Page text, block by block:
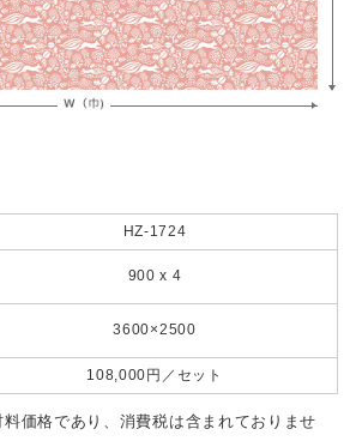
HZ-1724
900 x 4
3600×2500
108,000円／セット
価格であり、消費税は含まれておりませ